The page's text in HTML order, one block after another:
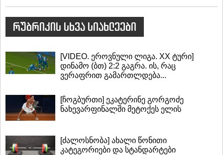
რუბრიკის სხვა სიახლეები
[VIDEO. ეროვნული ლიგა. XX ტური]
დინამო (ბთ) 2:2 გაგრა. ის, რაც
ვერაფრით გამართლდება...
[ჩოგბურთი] ეკატერინე გორგოძე
ნახევარფინალში მეტოქეს ელის
[ძალოსნობა] ახალი წონითი
კატეგორიები და სტანდარტები